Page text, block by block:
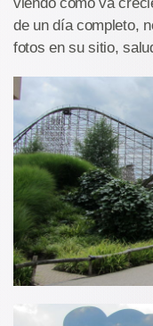
de un día completo,
fotos en su sitio,